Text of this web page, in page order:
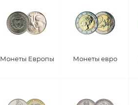
Монеты Европы Монеты евро